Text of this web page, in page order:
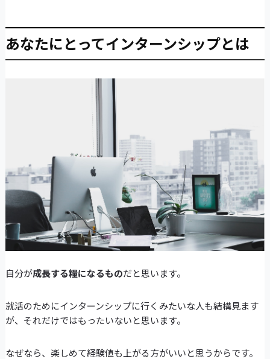
あなたにとってインターンシップとは
自分が成長する糧になるものだと思います。
就活のためにインターンシップに行くみたいな人も結構見ます
が、それだけではもったいないと思います。
なぜなら、楽しめて経験値も上がる方がいいと思うからです。